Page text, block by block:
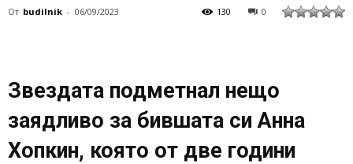
От budilnik - 06/09/2023 0
130
Звездата подметнал нещо
заядливо за бившата си Анна
Хопкин, която от две години